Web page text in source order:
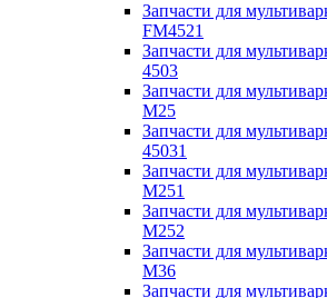
Запчасти для
FM4521
Запчасти для
4503
Запчасти для
M25
Запчасти для
45031
Запчасти для
M251
Запчасти для
M252
Запчасти для
M36
Запчасти для